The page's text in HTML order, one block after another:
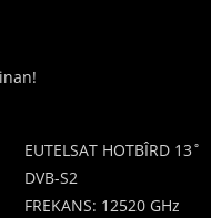
EUTELSAT HOTBÎRD 13˚
DVB-S2
FREKANS: 12520 GHz